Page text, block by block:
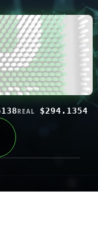
REAL $294.1354